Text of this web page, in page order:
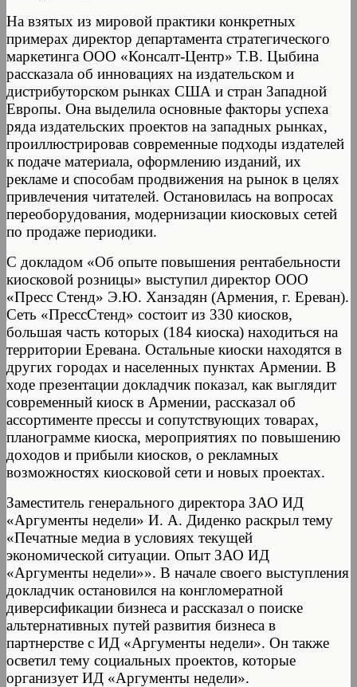
На взятых из мировой практики конкретных
примерах директор департамента стратегического
маркетинга ООО «Консалт-Центр» Т.В. Цыбина
рассказала об инновациях на издательском и
дистрибуторском рынках США и стран Западной
Европы. Она выделила основные факторы успеха
ряда издательских проектов на западных рынках,
проиллюстрировав современные подходы издателей
к подаче материала, оформлению изданий, их
рекламе и способам продвижения на рынок в целях
привлечения читателей. Остановилась на вопросах
переоборудования, модернизации киосковых сетей
по продаже периодики.
С докладом «Об опыте повышения рентабельности
киосковой розницы» выступил директор ООО
«Пресс Стенд» Э.Ю. Ханзадян (Армения, г. Ереван).
Сеть «ПрессСтенд» состоит из 330 киосков,
большая часть которых (184 киоска) находиться на
территории Еревана. Остальные киоски находятся в
других городах и населенных пунктах Армении. В
ходе презентации докладчик показал, как выглядит
современный киоск в Армении, рассказал об
ассортименте прессы и сопутствующих товарах,
планограмме киоска, мероприятиях по повышению
доходов и прибыли киосков, о рекламных
возможностях киосковой сети и новых проектах.
Заместитель генерального директора ЗАО ИД
«Аргументы недели» И. А. Диденко раскрыл тему
«Печатные медиа в условиях текущей
экономической ситуации. Опыт ЗАО ИД
«Аргументы недели»». В начале своего выступления
докладчик остановился на конгломератной
диверсификации бизнеса и рассказал о поиске
альтернативных путей развития бизнеса в
партнерстве с ИД «Аргументы недели». Он также
осветил тему социальных проектов, которые
организует ИД «Аргументы недели».